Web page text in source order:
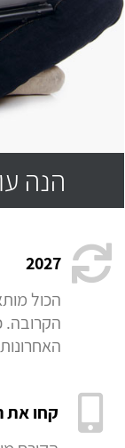
הנה
2027
הכול
הקרובה.
האחרונות
קחו את